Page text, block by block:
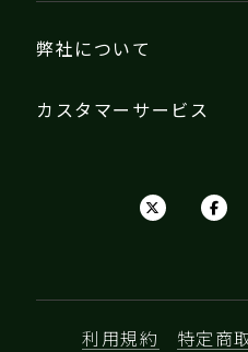
弊社について
カスタマーサービス
利用規約 特定商